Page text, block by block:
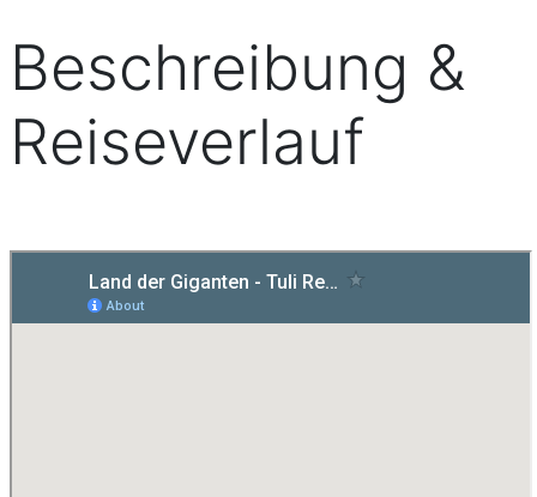
Beschreibung &
Reiseverlauf